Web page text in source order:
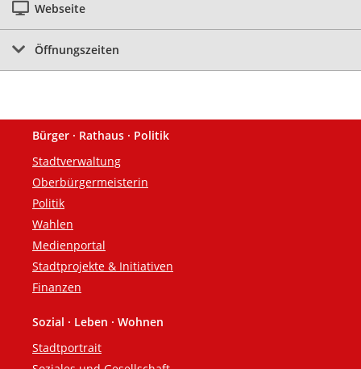
Webseite
Öffnungszeiten
Fußzeile
Bürger · Rathaus · Politik
Stadtverwaltung
Oberbürgermeisterin
Politik
Wahlen
Medienportal
Stadtprojekte & Initiativen
Finanzen
Sozial · Leben · Wohnen
Stadtportrait